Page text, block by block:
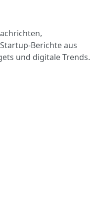
Berichte aus
und digitale Trends.